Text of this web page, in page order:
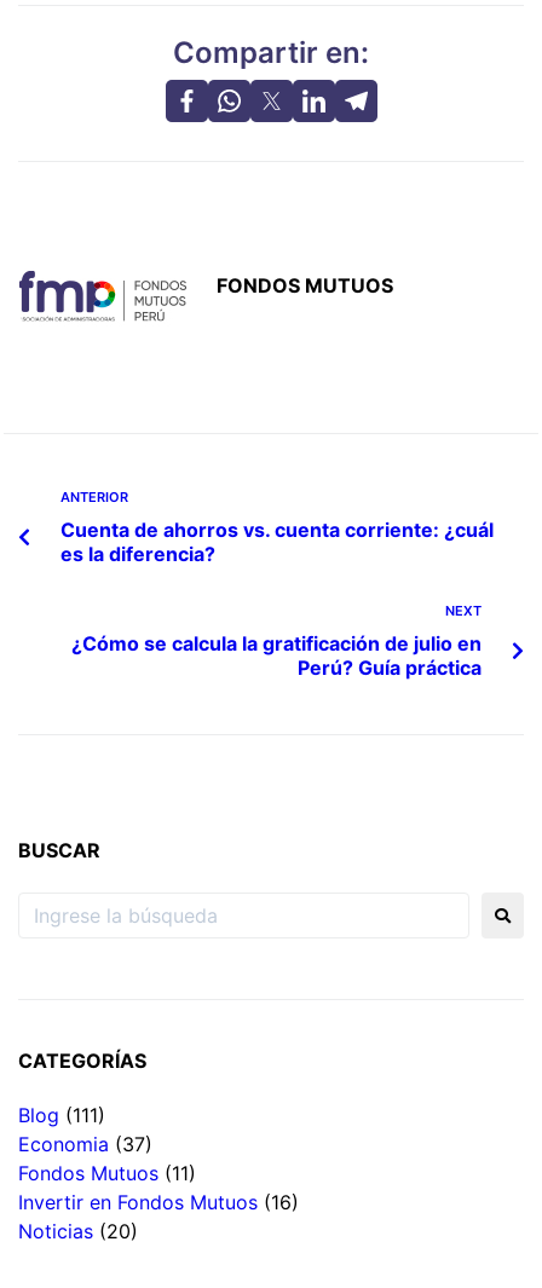
Compartir en:
FONDOS MUTUOS
ANTERIOR
Cuenta de ahorros vs. cuenta corriente: ¿cuál
es la diferencia?
NEXT
¿Cómo se calcula la gratificación de julio en
Perú? Guía práctica
BUSCAR
CATEGORÍAS
Blog (111)
Economia (37)
Fondos Mutuos (11)
Invertir en Fondos Mutuos (16)
Noticias (20)